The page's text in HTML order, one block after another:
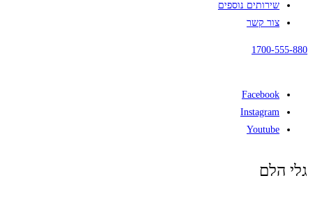
שירותים נוספים
צור קשר
1700-555-880
Facebook
Instagram
Youtube
גלי הלם